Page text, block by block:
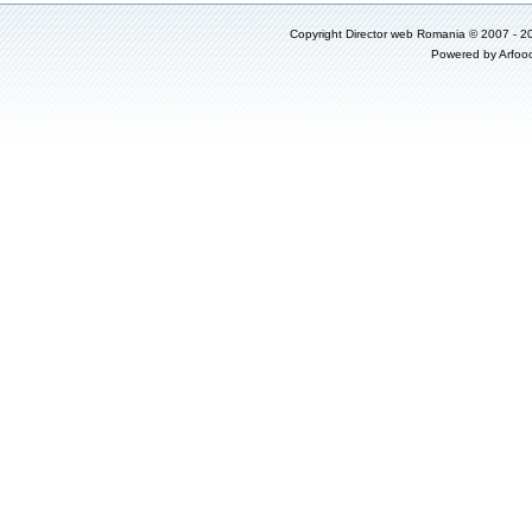
CopyrightDirector web Romania © 2007 -
Powered by